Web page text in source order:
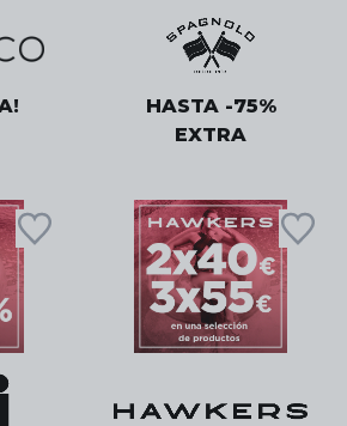
HASTA -75%
EXTRA